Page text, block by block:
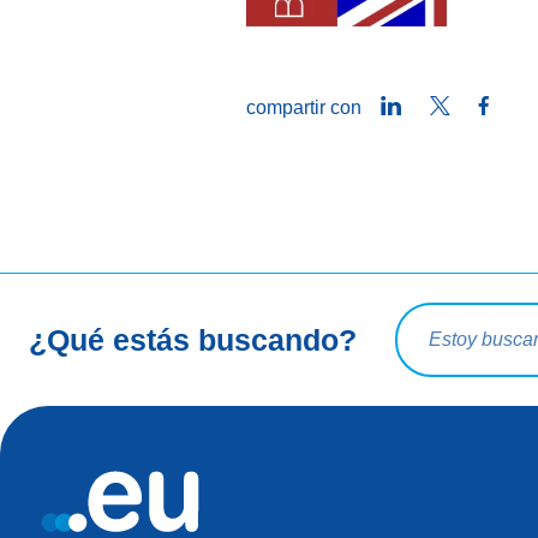
compartir con LinkedInTwitter
¿Qué estás buscando?
Consulta de